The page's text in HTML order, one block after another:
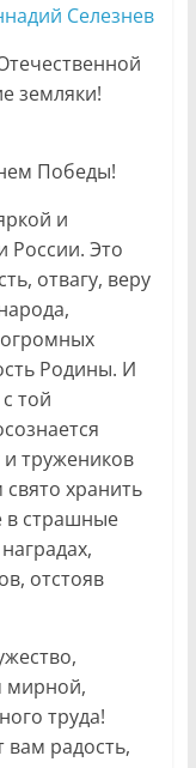
Селезнев
земляки!
Победы!
и
России. Это
отвагу, веру
Родины. И
той
тружеников
хранить
в страшные
отстояв
мирной,
труда!
вам радость,